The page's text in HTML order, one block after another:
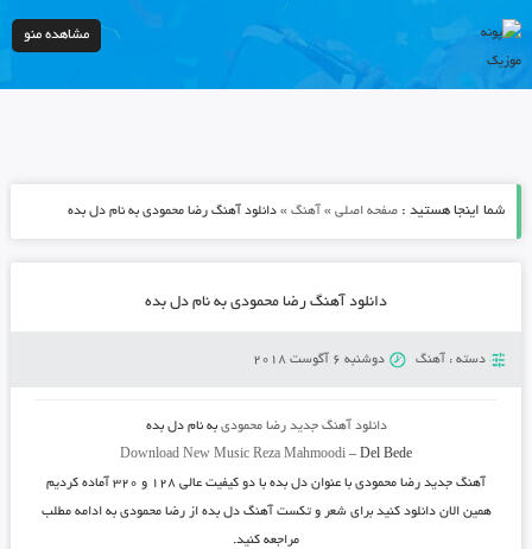
مشاهده منو
شما اینجا هستید : صفحه اصلی» آهنگ» دانلود آهنگ رضا محمودی به نام دل بده
دانلود آهنگ رضا محمودی به نام دل بده
دسته : آهنگ دوشنبه 6 آگوست 2018
دانلود آهنگ جدید رضا محمودی به نامدل بده
Download New Music Reza Mahmoodi –Del Bede
آهنگ جدید رضا محمودیبا عنوان دل بدهبا دو کیفیت عالی ۱۲۸ و ۳۲۰ آماده کردیم
همین الان دانلود کنید برای شعر و تکست آهنگ دل بده از رضا محمودی به ادامه مطلب
مراجعه کنید.